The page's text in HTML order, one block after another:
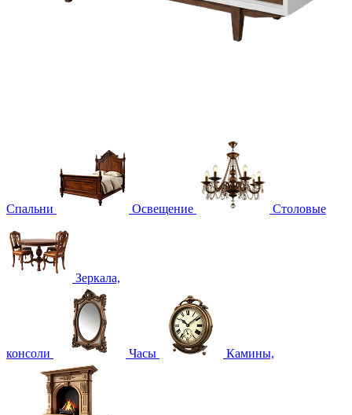
Спальни Освещение Столовые
Зеркала,
консоли Часы Камины,